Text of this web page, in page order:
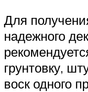
Для
надежного
грунтовку,
воск одного